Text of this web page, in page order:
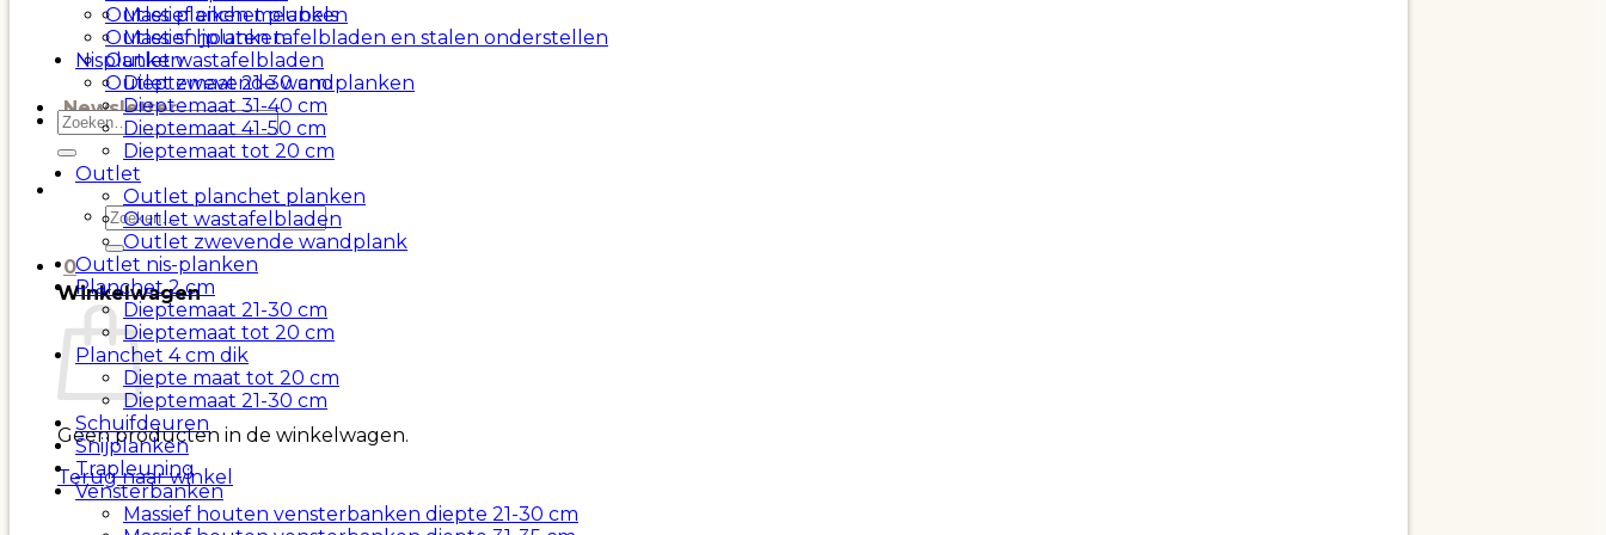
Outlet planchet planken
Outlet snijplanken
Outlet wastafelbladen
Outlet zwevende wandplanken
Newsletter
Zoeken
naar:
Zoeken
naar:
0
Winkelwagen
Geen producten in de winkelwagen.
Terug naar winkel
Massief eiken meubels
Massief houten tafelbladen en stalen onderstellen
Nisplanken
Dieptemaat 21-30 cm
Dieptemaat 31-40 cm
Dieptemaat 41-50 cm
Dieptemaat tot 20 cm
Outlet
Outlet planchet planken
Outlet wastafelbladen
Outlet zwevende wandplank
Outlet nis-planken
Planchet 2 cm
Dieptemaat 21-30 cm
Dieptemaat tot 20 cm
Planchet 4 cm dik
Diepte maat tot 20 cm
Dieptemaat 21-30 cm
Schuifdeuren
Snijplanken
Trapleuning
Vensterbanken
Massief houten vensterbanken diepte 21-30 cm